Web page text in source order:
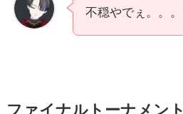
不穏やでぇ。。。
ファイナルトーナメン